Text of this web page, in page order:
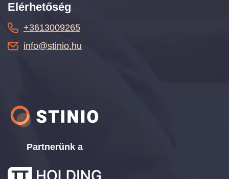
Partnerünk a
Elérhetőség
+3613009265
info@stinio.hu